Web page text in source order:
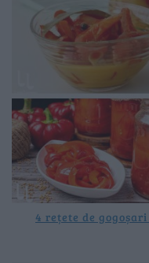
4 rețete de